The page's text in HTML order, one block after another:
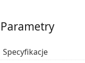
Do jeszcze
zapewnia Twoim
będą mniej
będzie zdrowy
Parametry
Specyfikacje